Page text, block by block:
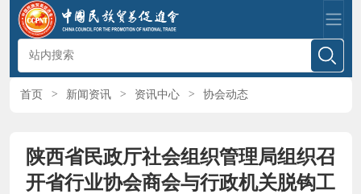
首页 > 新闻资讯 > 资讯中心 > 协会动态
陕西省民政厅社会组织管理局组织召
开省行业协会商会与行政机关脱钩工